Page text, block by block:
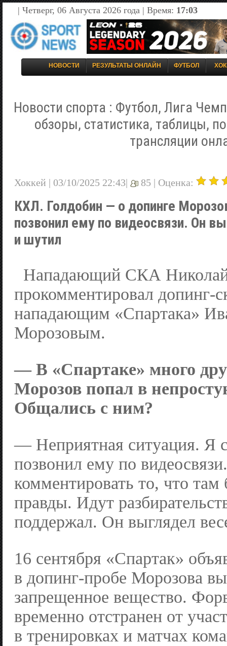
| Четверг, 06 Августа 2026 года | Время: 17:03
НОВОСТИ РЕЗУЛЬТАТЫ ОНЛАЙН ФУТБОЛ
Новости спорта : Футбол, Лига
обзоры, статистика, таблицы,
трансляции
Хоккей | 03/10/2025 22:43| 85 | Оценка:
КХЛ. Голдобин — о допинге
позвонил ему по видеосвязи. Он
и шутил
Нападающий СКА
прокомментировал допинг-
нападающим «Спартака»
Морозовым.
— В «Спартаке» много
Морозов попал в
Общались с ним?
— Неприятная ситуация. Я
позвонил ему по
комментировать то, что
правды. Идут
поддержал. Он выглядел
16 сентября «Спартак»
в допинг-пробе Морозова
запрещенное вещество.
временно отстранен от
в тренировках и матчах